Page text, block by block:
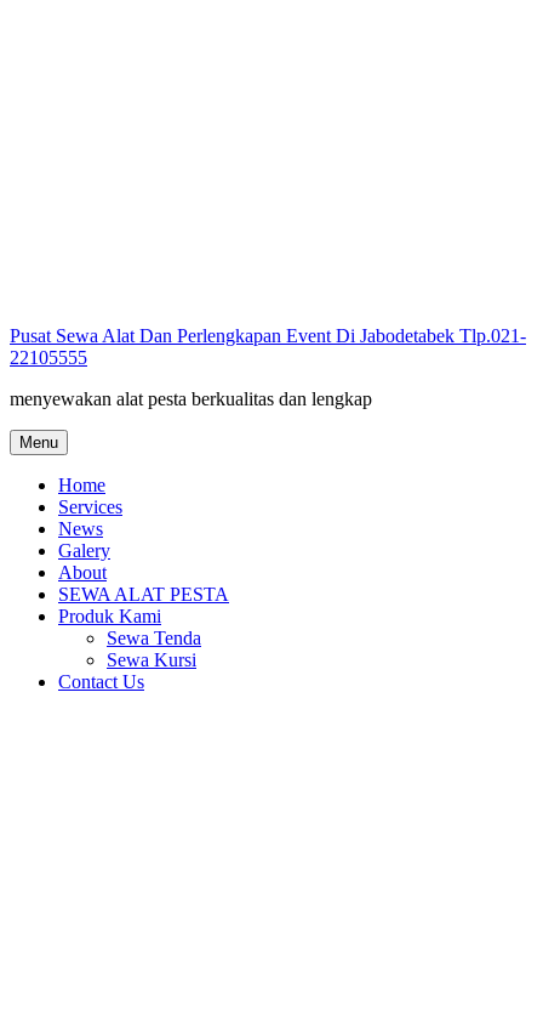
Pusat Sewa Alat Dan Perlengkapan Event Di Jabodetabek Tlp.021-
22105555
menyewakan alat pesta berkualitas dan lengkap
Menu
Home
Services
News
Galery
About
SEWA ALAT PESTA
Produk Kami
Sewa Tenda
Sewa Kursi
Contact Us